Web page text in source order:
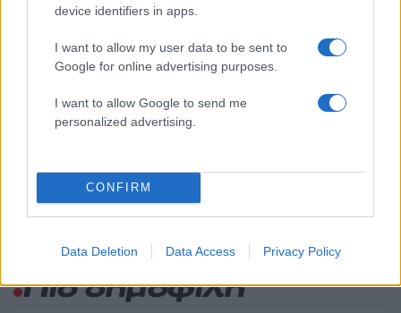
device identifiers in apps.
I want to allow my user data to be sent to
Google for online advertising purposes.
I want to allow Google to send me
personalized advertising.
CONFIRM
Data Deletion Data Access Privacy Policy
Αθλητικά
ΜΑΡΙΑ ΣΑΚΚΑΡΗ
ΟΛΥΜΠΙΑΚΟΣ
Share:
τελευταία νέατης ημέρας
Πιο δημοφιλή